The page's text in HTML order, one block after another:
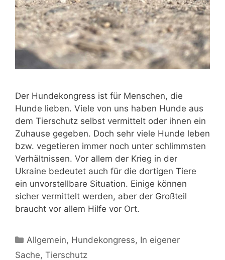
Der Hundekongress ist für Menschen, die
Hunde lieben. Viele von uns haben Hunde aus
dem Tierschutz selbst vermittelt oder ihnen ein
Zuhause gegeben. Doch sehr viele Hunde leben
bzw. vegetieren immer noch unter schlimmsten
Verhältnissen. Vor allem der Krieg in der
Ukraine bedeutet auch für die dortigen Tiere
ein unvorstellbare Situation. Einige können
sicher vermittelt werden, aber der Großteil
braucht vor allem Hilfe vor Ort.
Allgemein, Hundekongress, In eigener
Sache, Tierschutz